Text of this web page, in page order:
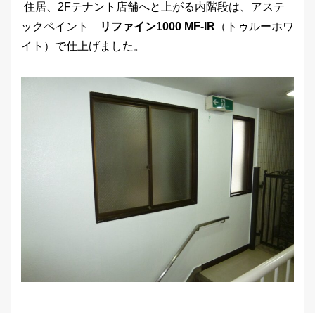
住居、2Fテナント店舗へと上がる内階段は、アステ
ックペイント
リファイン1000 MF-IR （トゥルーホワ
イト）で仕上げました。